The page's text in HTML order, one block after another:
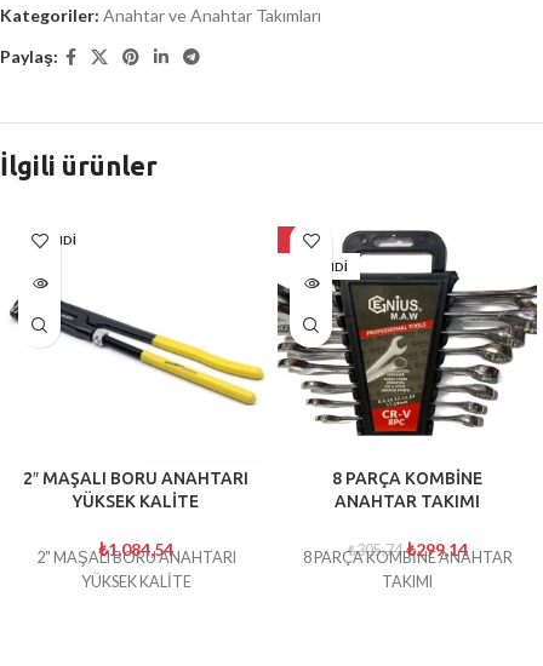
Kategoriler: Anahtar ve Anahtar Takımları
Paylaş:
İlgili ürünler
TÜKENDI
2″ MAŞALI BORU ANAHTARI
YÜKSEK KALİTE
₺1.084,54
2" MAŞALI BORU ANAHTARI
YÜKSEK KALİTE
-2%
TÜKENDI
8 PARÇA KOMBİNE
ANAHTAR TAKIMI
₺305,74 ₺299,14
8 PARÇA KOMBİNE ANAHTAR
TAKIMI